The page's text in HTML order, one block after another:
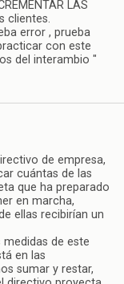
LAS
clientes.
error , prueba
con este
del interambio "
de empresa,
cuántas de las
que ha preparado
en marcha,
ellas recibirían un
de este
en las
sumar y restar,